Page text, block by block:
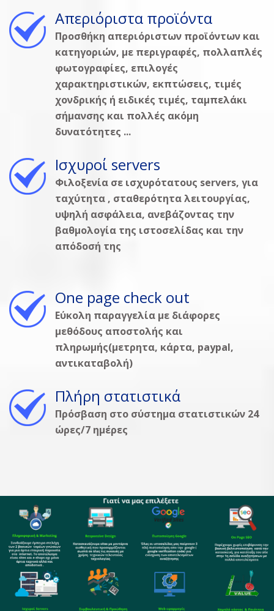
Απεριόριστα προϊόντα
Προσθήκη απεριόριστων προϊόντων και
κατηγοριών, με περιγραφές, πολλαπλές
φωτογραφίες, επιλογές
χαρακτηριστικών, εκπτώσεις, τιμές
χονδρικής ή ειδικές τιμές, ταμπελάκι
σήμανσης και πολλές ακόμη
δυνατότητες ...
Ισχυροί servers
Φιλοξενία σε ισχυρότατους servers, για
ταχύτητα , σταθερότητα λειτουργίας,
υψηλή ασφάλεια, ανεβάζοντας την
βαθμολογία της ιστοσελίδας και την
απόδοσή της
One page check out
Εύκολη παραγγελία με διάφορες
μεθόδους αποστολής και
πληρωμής(μετρητα, κάρτα, paypal,
αντικαταβολή)
Πλήρη στατιστικά
Πρόσβαση στο σύστημα στατιστικών 24
ώρες/7 ημέρες